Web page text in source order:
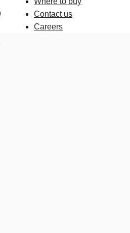
Contact us
Careers